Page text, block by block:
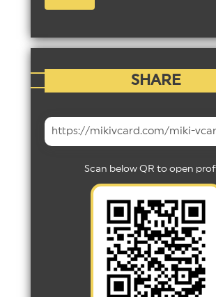
SHARE
https://mikivcard.com/miki-
Scan below QR to open